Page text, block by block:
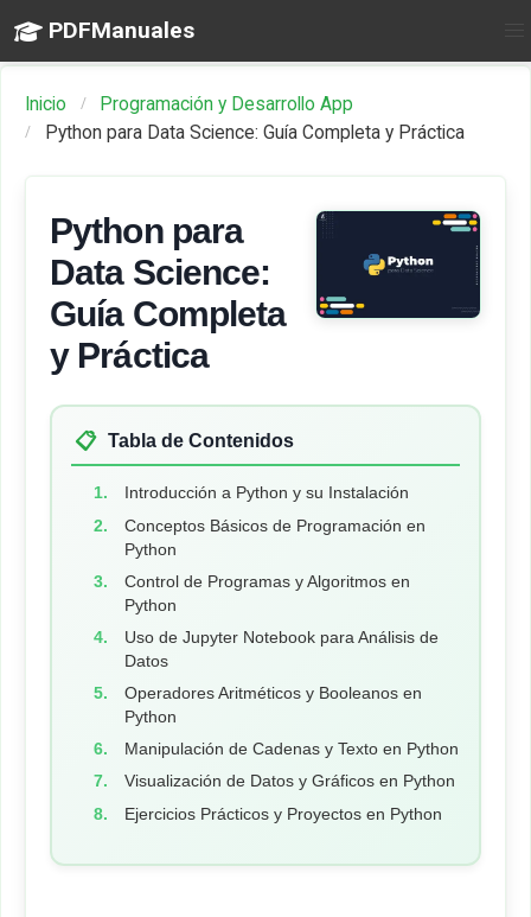
PDFManuales
Inicio
Programación y Desarrollo App
Python para Data Science: Guía Completa y Práctica
Python para
Data Science:
Guía Completa
y Práctica
📋 Tabla de Contenidos
Introducción a Python y su Instalación
Conceptos Básicos de Programación en
Python
Control de Programas y Algoritmos en
Python
Uso de Jupyter Notebook para Análisis de
Datos
Operadores Aritméticos y Booleanos en
Python
Manipulación de Cadenas y Texto en Python
Visualización de Datos y Gráficos en Python
Ejercicios Prácticos y Proyectos en Python